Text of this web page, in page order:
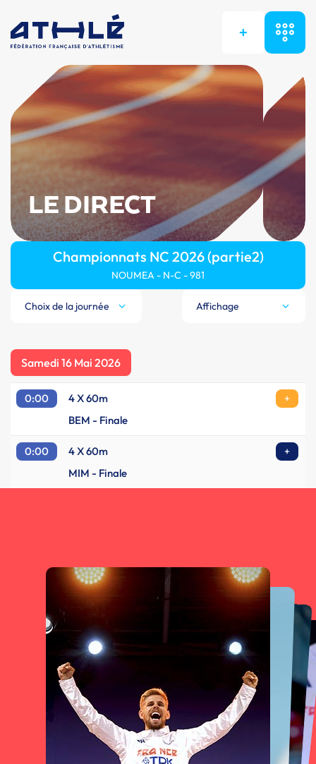
+
LE DIRECT
Championnats NC 2026 (partie2)
NOUMEA - N-C - 981
Choix de la journée Affichage
Samedi 16 Mai 2026
0:00 4 X 60m
+
BEM - Finale
0:00 4 X 60m
+
MIM - Finale